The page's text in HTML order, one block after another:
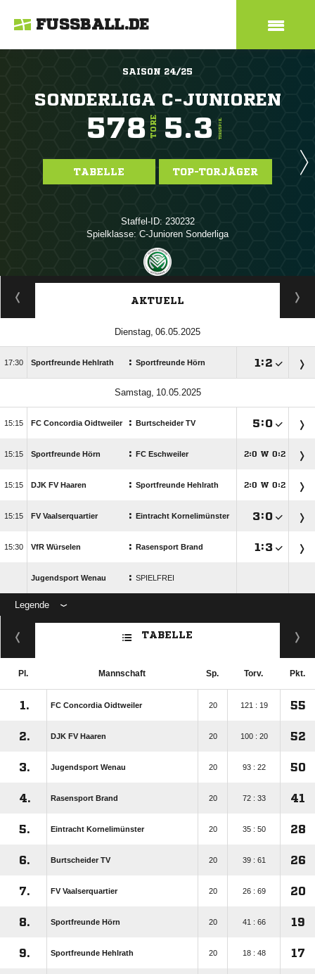
FUSSBALL.DE
SAISON 24/25
SONDERLIGA C-JUNIOREN
578 TORE 5.3 TORE/SPIEL
TABELLE TOP-TORJÄGER
Staffel-ID: 230232
Spielklasse: C-Junioren Sonderliga
ANZEIGE
AKTUELL
 
 Sportfreunde Hehlrath : Sportfreunde Hörn  :
 
 FC Concordia Oidtweiler : Burtscheider TV :
 Sportfreunde Hörn : FC Eschweiler : W:
 DJK FV Haaren : Sportfreunde Hehlrath : W:
 FV Vaalserquartier : Eintracht Kornelimünster :
 VfR Würselen : Rasensport Brand  :
Jugendsport Wenau : SPIELFREI
Legende
ANZEIGE
TABELLE
Pl. Mannschaft Sp. Torv. Pkt.
1. FC Concordia Oidtweiler 20 121 : 19 55
2. DJK FV Haaren 20 100 : 20 52
3. Jugendsport Wenau 20 93 : 22 50
4. Rasensport Brand 20 72 : 33 41
5. Eintracht Kornelimünster 20 35 : 50 28
6. Burtscheider TV 20 39 : 61 26
7. FV Vaalserquartier 20 26 : 69 20
8. Sportfreunde Hörn 20 41 : 66 19
9. Sportfreunde Hehlrath 20 18 : 48 17